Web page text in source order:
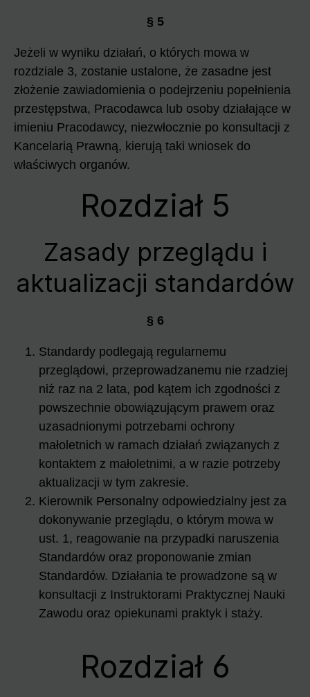
§ 5
Jeżeli w wyniku działań, o których mowa w
rozdziale 3, zostanie ustalone, że zasadne jest
złożenie zawiadomienia o podejrzeniu popełnienia
przestępstwa, Pracodawca lub osoby działające w
imieniu Pracodawcy, niezwłocznie po konsultacji z
Kancelarią Prawną, kierują taki wniosek do
właściwych organów.
Rozdział 5
Zasady przeglądu i
aktualizacji standardów
§ 6
Standardy podlegają regularnemu
przeglądowi, przeprowadzanemu nie rzadziej
niż raz na 2 lata, pod kątem ich zgodności z
powszechnie obowiązującym prawem oraz
uzasadnionymi potrzebami ochrony
małoletnich w ramach działań związanych z
kontaktem z małoletnimi, a w razie potrzeby
aktualizacji w tym zakresie.
Kierownik Personalny odpowiedzialny jest za
dokonywanie przeglądu, o którym mowa w
ust. 1, reagowanie na przypadki naruszenia
Standardów oraz proponowanie zmian
Standardów. Działania te prowadzone są w
konsultacji z Instruktorami Praktycznej Nauki
Zawodu oraz opiekunami praktyk i staży.
Rozdział 6